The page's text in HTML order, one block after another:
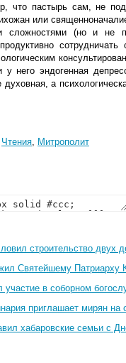
что пастырь сам, не
или
сложностями (но и не
него эндогенная
духовная, а
Чтения, Митрополит
строительство двух
Святейшему Патриарху
участие в соборном
приглашает мирян на
хабаровские семьи с